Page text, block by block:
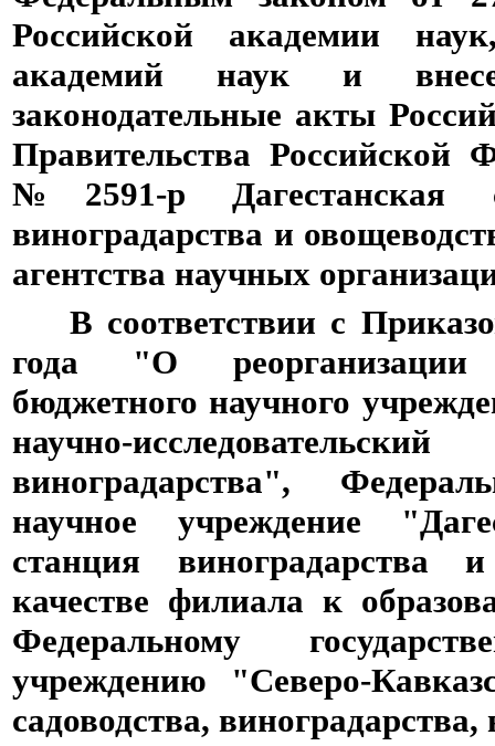
Российской академии
академий наук и
законодательные акты
Правительства Российской
№2591-р Дагестанская
виноградарства и
агентства научных
В соответствии с
года "О реорганизации
бюджетного научного
научно-
виноградарства",
научное учреждение
станция виноградарства
качестве филиала к
Федеральному
учреждению "Северо-
садоводства,